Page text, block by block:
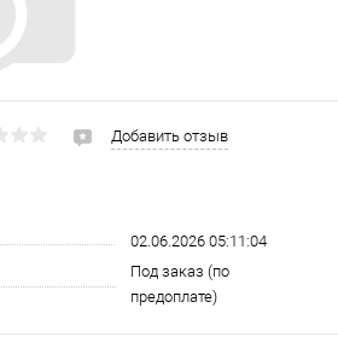
Добавить отзыв
02.06.2026 05:11:04
Под заказ (по
предоплате)